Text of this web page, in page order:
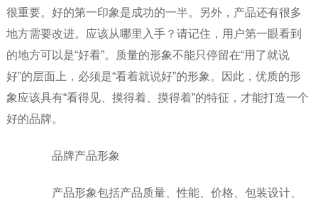
很重要。好的第一印象是成功的一半。另外，产品还有很多
地方需要改进。应该从哪里入手？请记住，用户第一眼看到
的地方可以是“好看”。质量的形象不能只停留在“用了就说
好”的层面上，必须是“看着就说好”的形象。因此，优质的形
象应该具有“看得见、摸得着、摸得着”的特征，才能打造一个
好的品牌。
品牌产品形象
产品形象包括产品质量、性能、价格、包装设计、